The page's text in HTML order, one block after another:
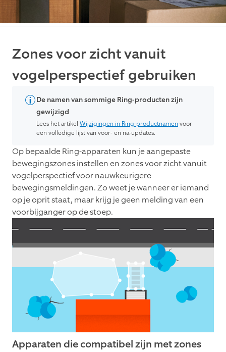
Zones voor zicht vanuit
vogelperspectief gebruiken
De namen van sommige Ring-producten zijn
gewijzigd
Lees het artikel Wijzigingen in Ring-productnamen voor
een volledige lijst van voor- en na-updates.
Op bepaalde Ring-apparaten kun je aangepaste
bewegingszones instellen en zones voor zicht vanuit
vogelperspectief voor nauwkeurigere
bewegingsmeldingen. Zo weet je wanneer er iemand
op je oprit staat, maar krijg je geen melding van een
voorbijganger op de stoep.
Apparaten die compatibel zijn met zones